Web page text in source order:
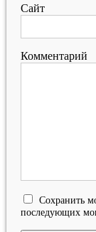
Сайт
Комментарий
Сохранить
последующих